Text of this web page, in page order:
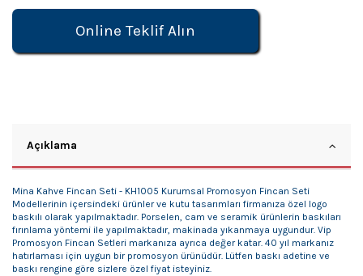
Online Teklif Alın
Açıklama
Mina Kahve Fincan Seti - KH1005 Kurumsal Promosyon Fincan Seti
Modellerinin içersindeki ürünler ve kutu tasarımları firmanıza özel logo
baskılı olarak yapılmaktadır. Porselen, cam ve seramik ürünlerin baskıları
fırınlama yöntemi ile yapılmaktadır, makinada yıkanmaya uygundur. Vip
Promosyon Fincan Setleri markanıza ayrıca değer katar. 40 yıl markanız
hatırlaması için uygun bir promosyon ürünüdür. Lütfen baskı adetine ve
baskı rengine göre sizlere özel fiyat isteyiniz.